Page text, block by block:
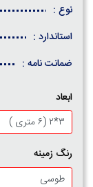
نوع :
استاندارد :
ضمانت نامه :
ابعاد
رنگ زمینه